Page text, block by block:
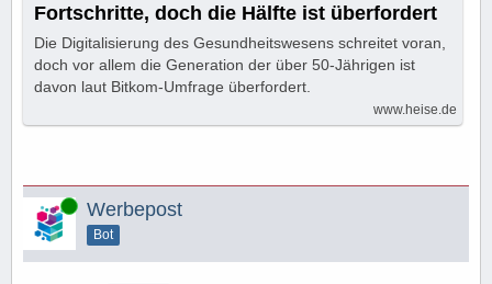
Fortschritte, doch die Hälfte ist überfordert
Die Digitalisierung des Gesundheitswesens schreitet voran,
doch vor allem die Generation der über 50-Jährigen ist
davon laut Bitkom-Umfrage überfordert.
www.heise.de
Online Werbepost
Bot